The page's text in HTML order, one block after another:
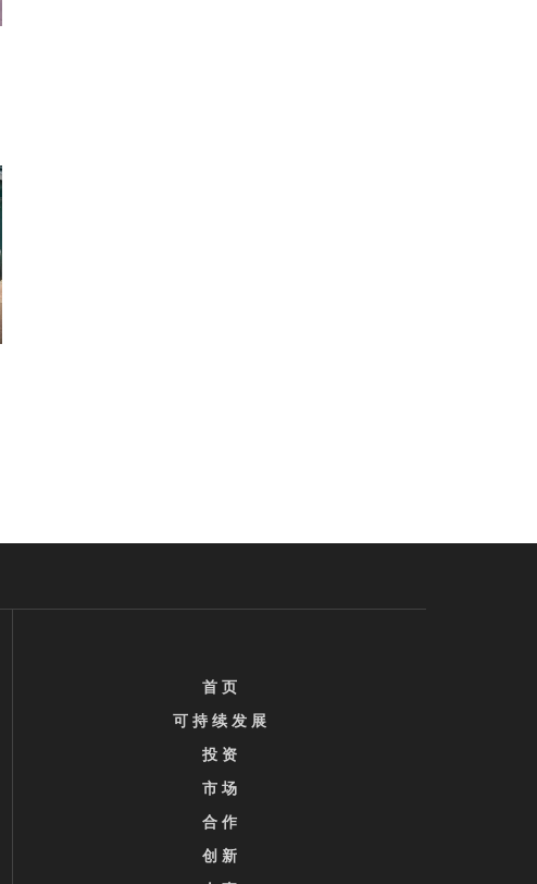
首 页
可 持 续 发 展
投 资
市 场
合 作
创 新